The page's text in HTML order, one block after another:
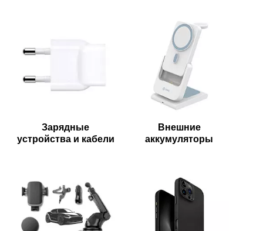
Зарядные
устройства и кабели
Внешние
аккумуляторы